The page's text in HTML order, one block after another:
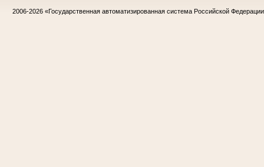
2006-2026 «Государственная автоматизированная система Российской